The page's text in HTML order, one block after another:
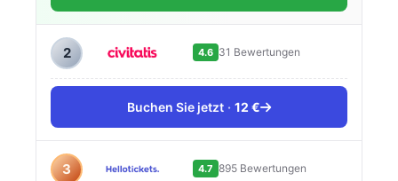
2 4.6 31 Bewertungen
Buchen Sie jetzt 12 €
3 4.7 895 Bewertungen